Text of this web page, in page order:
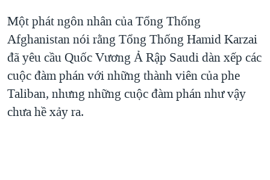
Một phát ngôn nhân của Tổng Thống
Afghanistan nói rằng Tổng Thống Hamid Karzai
đã yêu cầu Quốc Vương Ả Rập Saudi dàn xếp các
cuộc đàm phán với những thành viên của phe
Taliban, nhưng những cuộc đàm phán như vậy
chưa hề xảy ra.